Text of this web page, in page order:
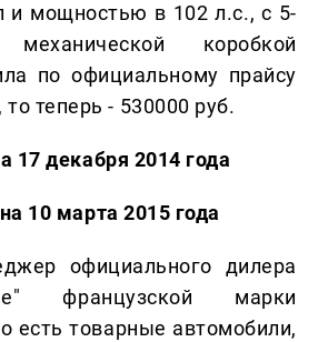
и мощностью в 102 л.с., с 5-
механической коробкой
по официальному прайсу
теперь - 530000 руб.
17 декабря 2014 года
10 марта 2015 года
официального дилера
французской марки
есть товарные автомобили,